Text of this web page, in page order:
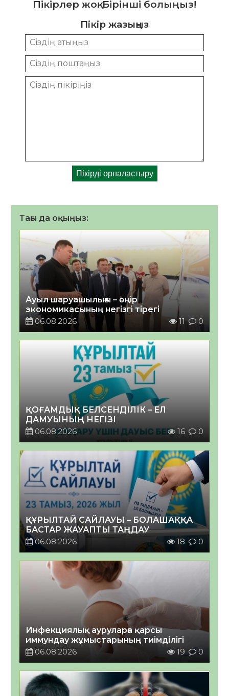
Пікірлер жоқ. Бірінші болыңыз!
Пікір жазыңыз
Тағы да оқыңыз:
Ауыл шаруашылығы – өңір
экономикасының негізгі тірегі
06.08.2026
11 0
ҚОҒАМДЫҚ БЕЛСЕНДІЛІК – ЕЛ
ДАМУЫНЫҢ НЕГІЗІ
06.08.2026
16 0
ҚҰРЫЛТАЙ САЙЛАУЫ – БОЛАШАҚҚА
БАСТАР ЖАУАПТЫ ТАҢДАУ
06.08.2026
18 0
Инфекциялық ауруларға қарсы
иммундау жұмыстарының тиімділігі
06.08.2026
19 0